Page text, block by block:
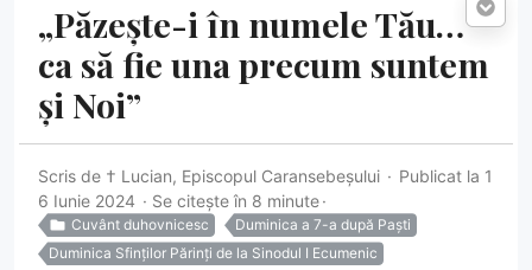
„Păzește-i în numele Tău…
ca să fie una precum suntem
și Noi”
Scris de † Lucian, Episcopul Caransebeșului
Publicat la 1
6 Iunie 2024
Se citește în 8 minute
Cuvânt duhovnicesc
Duminica a 7-a după Paști
Duminica Sfinților Părinți de la Sinodul I Ecumenic